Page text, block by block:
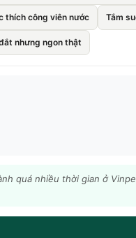
thích công viên nước Tắm
nhưng ngon thật
quá nhiều thời gian ở